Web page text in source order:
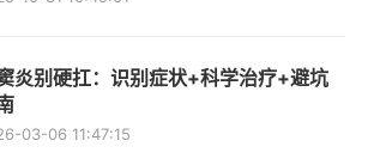
炎别硬扛：识别症状+科学治疗+避坑
03-06 11:47:15